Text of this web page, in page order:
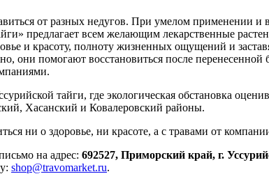
от разных недугов. При умелом применении
предлагает всем желающим лекарственные
и красоту, полноту жизненных ощущений и
они помогают восстановиться после
тайги, где экологическая обстановка
Хасанский и Ковалеровский районы.
ни о здоровье, ни красоте, а с травами от
на адрес: 692527, Приморский край, г.
shop@travomarket.ru.